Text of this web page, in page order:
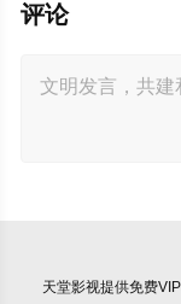
评论
天堂影视提供免费